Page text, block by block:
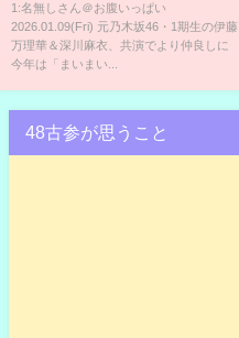
に 今年は「まいまいの犬と仲
良くなりたい」昨日も一緒に散
歩へ 映画『架空の犬と嘘をつ
1:名無しさん＠お腹いっぱい
2026.01.09(Fri) 元乃木坂46・1期生の伊藤
万理華＆深川麻衣、共演でより仲良しに
今年は「まいまい...
48古参が思うこと